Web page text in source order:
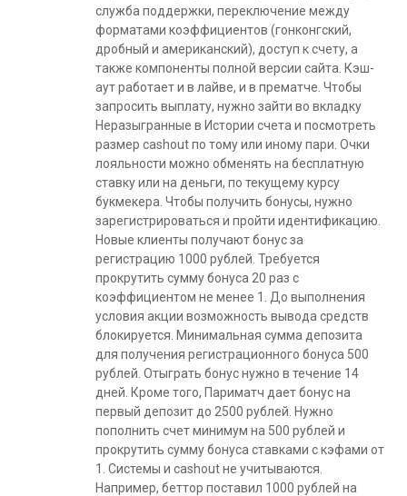
служба поддержки, переключение между
форматами коэффициентов (гонконгский,
дробный и американский), доступ к счету, а
также компоненты полной версии сайта. Кэш-
аут работает и в лайве, и в прематче. Чтобы
запросить выплату, нужно зайти во вкладку
Неразыгранные в Истории счета и посмотреть
размер cashout по тому или иному пари. Очки
лояльности можно обменять на бесплатную
ставку или на деньги, по текущему курсу
букмекера. Чтобы получить бонусы, нужно
зарегистрироваться и пройти идентификацию.
Новые клиенты получают бонус за
регистрацию 1000 рублей. Требуется
прокрутить сумму бонуса 20 раз с
коэффициентом не менее 1. До выполнения
условия акции возможность вывода средств
блокируется. Минимальная сумма депозита
для получения регистрационного бонуса 500
рублей. Отыграть бонус нужно в течение 14
дней. Кроме того, Париматч дает бонус на
первый депозит до 2500 рублей. Нужно
пополнить счет минимум на 500 рублей и
прокрутить сумму бонуса ставками с кэфами от
1. Системы и cashout не учитываются.
Например, беттор поставил 1000 рублей на